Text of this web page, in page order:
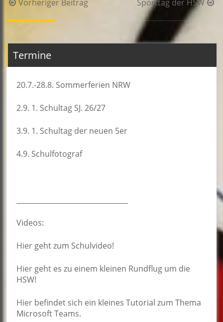
Vorheriger Beitrag Sporttag der HSW
Termine
20.7.-28.8. Sommerferien NRW
2.9. 1. Schultag SJ. 26/27
3.9. 1. Schultag der neuen 5er
4.9. Schulfotograf
Videos:
Hier geht zum Schulvideo!
Hier geht es zu einem kleinen Rundflug um die
HSW!
Hier befindet sich ein kleines Tutorial zum Thema
Microsoft Teams.